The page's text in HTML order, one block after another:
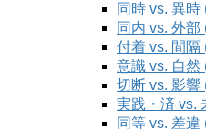
同時 vs. 異時
同内 vs. 外部
付着 vs. 間隔
意識 vs. 自然
切断 vs. 影響
実践・済 vs.
同等 vs. 差違